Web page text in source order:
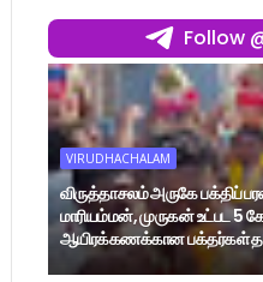
Follow
VIRUDHACHALAM
விருத்தாசலம் அருகே பக்திப்
மாரியம்மன், முருகன் உட்பட 5
ஆயிரக்கணக்கான பக்தர்கள்